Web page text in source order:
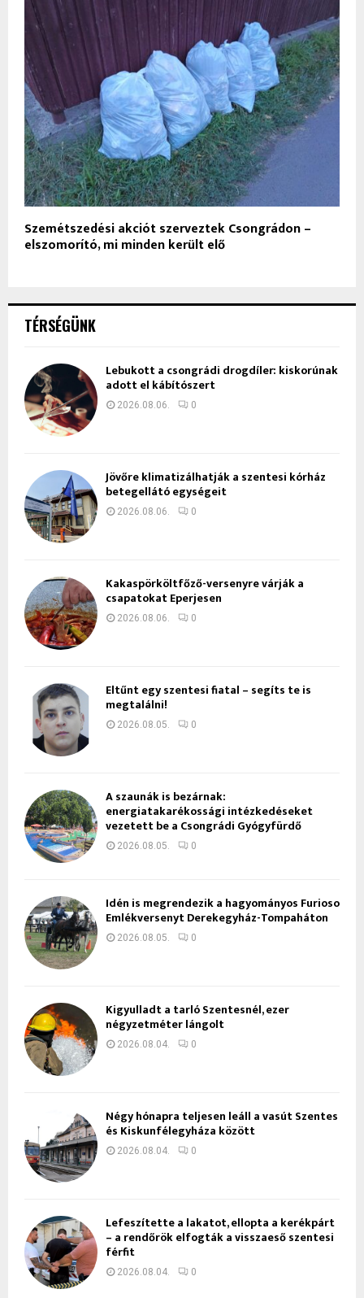
Szemétszedési akciót szerveztek Csongrádon –
elszomorító, mi minden került elő
TÉRSÉGÜNK
Lebukott a csongrádi drogdíler: kiskorúnak
adott el kábítószert
2026.08.06. 0
Jövőre klimatizálhatják a szentesi kórház
betegellátó egységeit
2026.08.06. 0
Kakaspörköltfőző-versenyre várják a
csapatokat Eperjesen
2026.08.06. 0
Eltűnt egy szentesi fiatal – segíts te is
megtalálni!
2026.08.05. 0
A szaunák is bezárnak:
energiatakarékossági intézkedéseket
vezetett be a Csongrádi Gyógyfürdő
2026.08.05. 0
Idén is megrendezik a hagyományos Furioso
Emlékversenyt Derekegyház-Tompaháton
2026.08.05. 0
Kigyulladt a tarló Szentesnél, ezer
négyzetméter lángolt
2026.08.04. 0
Négy hónapra teljesen leáll a vasút Szentes
és Kiskunfélegyháza között
2026.08.04. 0
Lefeszítette a lakatot, ellopta a kerékpárt
– a rendőrök elfogták a visszaeső szentesi
férfit
2026.08.04. 0